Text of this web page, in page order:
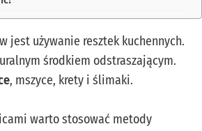
jest używanie resztek kuchennych.
środkiem odstraszającym.
, mszyce, krety i ślimaki.
warto stosować metody